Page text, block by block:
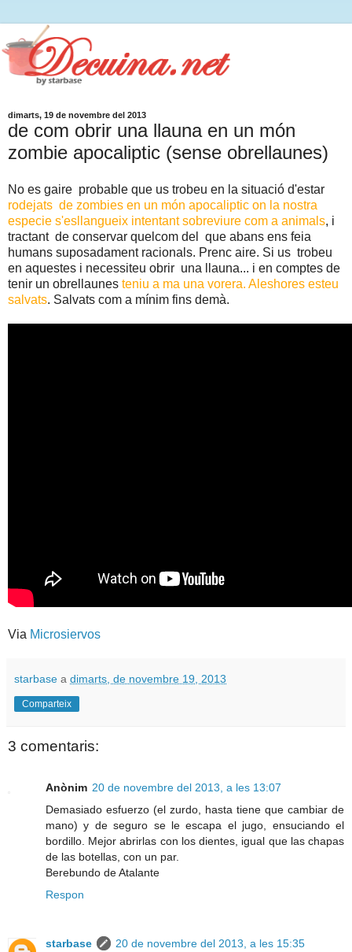
dimarts, 19 de novembre del 2013
de com obrir una llauna en un món
zombie apocaliptic (sense obrellaunes)
No es gaire probable que us trobeu en la situació d'estar
rodejats de zombies en un món apocaliptic on la nostra
especie s'esllangueix intentant sobreviure com a animals, i
tractant de conservar quelcom del que abans ens feia
humans suposadament racionals. Prenc aire. Si us trobeu
en aquestes i necessiteu obrir una llauna... i en comptes de
tenir un obrellaunes teniu a ma una vorera. Aleshores esteu
salvats. Salvats com a mínim fins demà.
Via Microsiervos
starbase a dimarts, de novembre 19, 2013
Comparteix
3 comentaris:
Anònim 20 de novembre del 2013, a les 13:07
Demasiado esfuerzo (el zurdo, hasta tiene que cambiar de
mano) y de seguro se le escapa el jugo, ensuciando el
bordillo. Mejor abrirlas con los dientes, igual que las chapas
de las botellas, con un par.
Berebundo de Atalante
Respon
starbase
20 de novembre del 2013, a les 15:35